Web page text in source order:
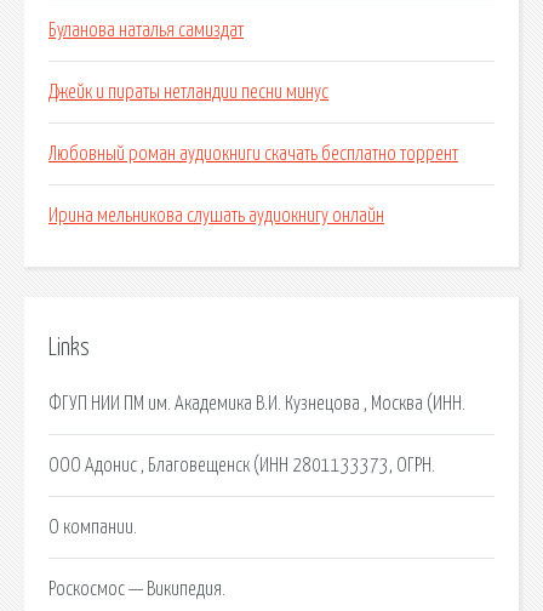
Буланова наталья самиздат
Джейк и пираты нетландии песни минус
Любовный роман аудиокниги скачать бесплатно торрент
Ирина мельникова слушать аудиокнигу онлайн
Links
ФГУП НИИ ПМ им. Академика В.И. Кузнецова , Москва (ИНН.
ООО Адонис , Благовещенск (ИНН 2801133373, ОГРН.
О компании.
Роскосмос — Википедия.